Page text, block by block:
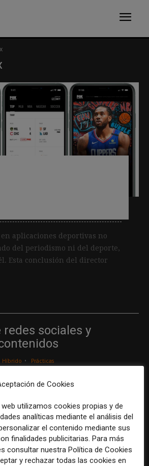
aplicaciones deportivas no
del periodismo ni del deporte,
Esta conclusión del director
sociales y
Híbrido Prácticas
contenidos
Indefinido Tiempo completo
de marcas y patrocinios
de Cookies
utilizamos cookies propias y de
analíticas mediante el análisis del
el contenido mediante sus
finalidades publicitarias. Para más
consultar nuestra Política de Cookies
y rechazar todas las cookies en